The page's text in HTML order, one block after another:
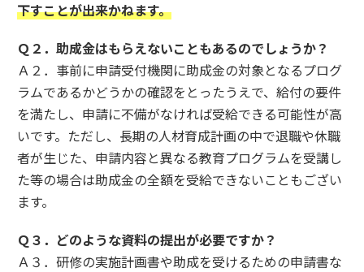
下すことが出来かねます。
Ｑ２．助成金はもらえないこともあるのでしょうか？
Ａ２．事前に申請受付機関に助成金の対象となるプログ
ラムであるかどうかの確認をとったうえで、給付の要件
を満たし、申請に不備がなければ受給できる可能性が高
いです。ただし、長期の人材育成計画の中で退職や休職
者が生じた、申請内容と異なる教育プログラムを受講し
た等の場合は助成金の全額を受給できないこともござい
ます。
Ｑ３．どのような資料の提出が必要ですか？
Ａ３．研修の実施計画書や助成を受けるための申請書な